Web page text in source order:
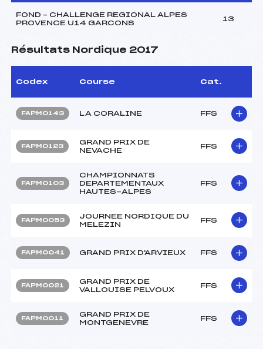
FOND – CHALLENGE REGIONAL ALPES
PROVENCE U14 GARCONS
13
Résultats Nordique 2017
Codex Course Cat.
FAPM0143 LA CORALINE FFS
FAPM0123
GRAND PRIX DE
NEVACHE
FFS
FAPM0103
CHAMPIONNATS
DEPARTEMENTAUX
HAUTES-ALPES
FFS
FAPM0053
JOURNEE NORDIQUE DU
MELEZIN
FFS
FAPM0041 GRAND PRIX D'ARVIEUX FFS
FAPM0021
GRAND PRIX DE
VALLOUISE PELVOUX
FFS
FAPM0011
GRAND PRIX DE
MONTGENEVRE
FFS